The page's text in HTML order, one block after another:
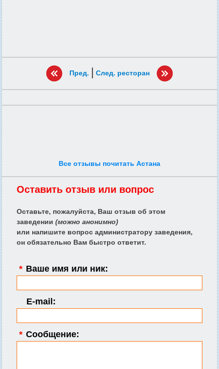
Пред. | След. ресторан
Все отзывы почитать Астана
Оставить отзыв или вопрос
Оставьте, пожалуйста, Ваш отзыв об этом
заведении (можно анонимно)
или напишите вопрос администратору заведения,
он обязательно Вам быстро ответит.
* Ваше имя или ник:
E-mail:
* Сообщение: